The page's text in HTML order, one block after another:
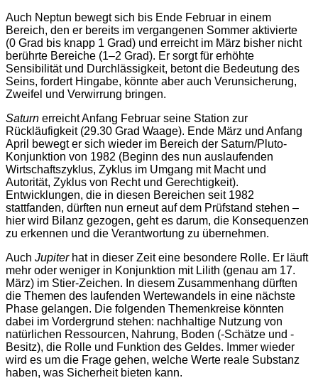
Auch Neptun bewegt sich bis Ende Februar in einem
Bereich, den er bereits im vergangenen Sommer aktivierte
(0 Grad bis knapp 1 Grad) und erreicht im März bisher nicht
berührte Bereiche (1–2 Grad). Er sorgt für erhöhte
Sensibilität und Durchlässigkeit, betont die Bedeutung des
Seins, fordert Hingabe, könnte aber auch Verunsicherung,
Zweifel und Verwirrung bringen.
Saturn erreicht Anfang Februar seine Station zur
Rückläufigkeit (29.30 Grad Waage). Ende März und Anfang
April bewegt er sich wieder im Bereich der Saturn/Pluto-
Konjunktion von 1982 (Beginn des nun auslaufenden
Wirtschaftszyklus, Zyklus im Umgang mit Macht und
Autorität, Zyklus von Recht und Gerechtigkeit).
Entwicklungen, die in diesen Bereichen seit 1982
stattfanden, dürften nun erneut auf dem Prüfstand stehen –
hier wird Bilanz gezogen, geht es darum, die Konsequenzen
zu erkennen und die Verantwortung zu übernehmen.
Auch Jupiterhat in dieser Zeit eine besondere Rolle. Er läuft
mehr oder weniger in Konjunktion mit Lilith (genau am 17.
März) im Stier-Zeichen. In diesem Zusammenhang dürften
die Themen des laufenden Wertewandels in eine nächste
Phase gelangen. Die folgenden Themenkreise könnten
dabei im Vordergrund stehen: nachhaltige Nutzung von
natürlichen Ressourcen, Nahrung, Boden (-Schätze und -
Besitz), die Rolle und Funktion des Geldes. Immer wieder
wird es um die Frage gehen, welche Werte reale Substanz
haben, was Sicherheit bieten kann.